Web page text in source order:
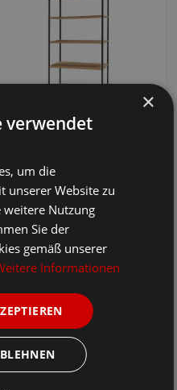
399,00 €
×
verwendet
um die
unserer Website zu
weitere Nutzung
Sie der
gemäß unserer
Informationen